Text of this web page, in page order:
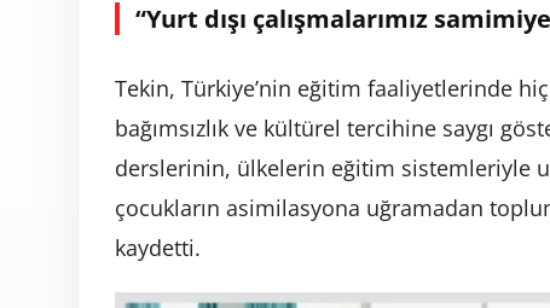
“Yurt dışı çalışmalarımız
Tekin, Türkiye’nin eğitim faaliyetlerinde
bağımsızlık ve kültürel tercihine saygı
derslerinin, ülkelerin eğitim sistemleriyle
çocukların asimilasyona uğramadan
kaydetti.